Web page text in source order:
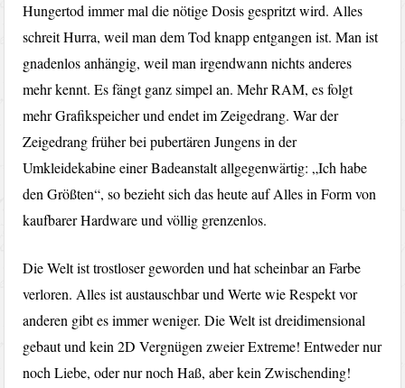
Hungertod immer mal die nötige Dosis gespritzt wird. Alles
schreit Hurra, weil man dem Tod knapp entgangen ist. Man ist
gnadenlos anhängig, weil man irgendwann nichts anderes
mehr kennt. Es fängt ganz simpel an. Mehr RAM, es folgt
mehr Grafikspeicher und endet im Zeigedrang. War der
Zeigedrang früher bei pubertären Jungens in der
Umkleidekabine einer Badeanstalt allgegenwärtig: „Ich habe
den Größten“, so bezieht sich das heute auf Alles in Form von
kaufbarer Hardware und völlig grenzenlos.
Die Welt ist trostloser geworden und hat scheinbar an Farbe
verloren. Alles ist austauschbar und Werte wie Respekt vor
anderen gibt es immer weniger. Die Welt ist dreidimensional
gebaut und kein 2D Vergnügen zweier Extreme! Entweder nur
noch Liebe, oder nur noch Haß, aber kein Zwischending!